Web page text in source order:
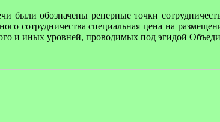
были обозначены реперные точки
сотрудничества специальная цена на
и иных уровней, проводимых под эгидой